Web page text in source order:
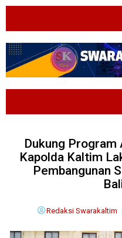
Dukung Program
Kapolda Kaltim
Pembangunan
Redaksi Swarakaltim